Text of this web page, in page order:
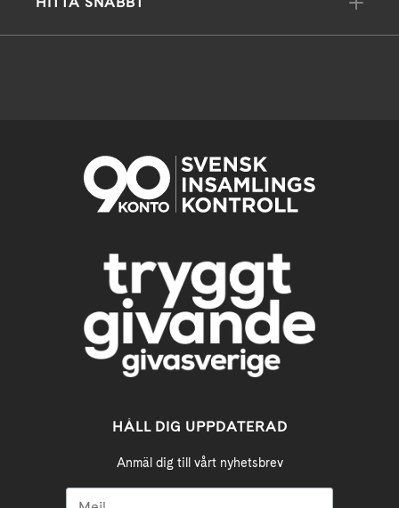
HÅLL DIG UPPDATERAD
Anmäl dig till vårt nyhetsbrev